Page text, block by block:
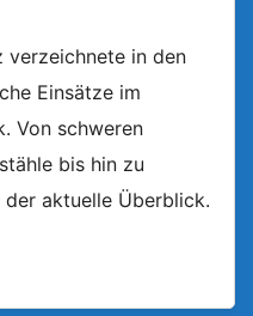
verzeichnete in den
Einsätze im
Von schweren
bis hin zu
aktuelle Überblick.